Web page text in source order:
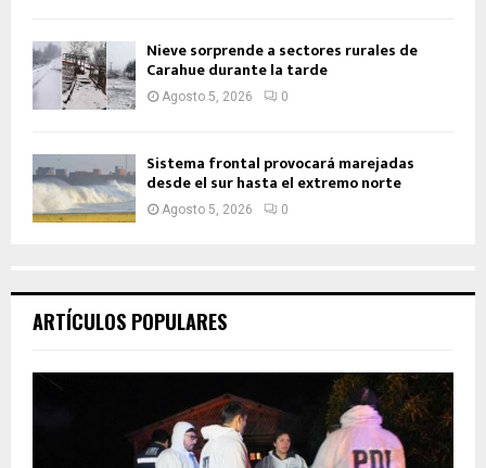
Nieve sorprende a sectores rurales de
Carahue durante la tarde
Agosto 5, 2026 0
Sistema frontal provocará marejadas
desde el sur hasta el extremo norte
Agosto 5, 2026 0
ARTÍCULOS POPULARES